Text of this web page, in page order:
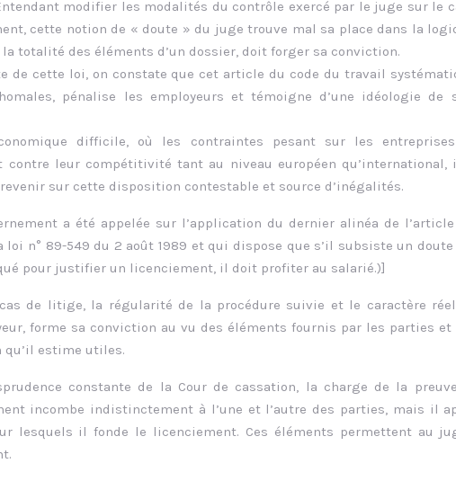
modifier les modalités du contrôle exercé par le juge sur le
cette notion de « doute » du juge trouve mal sa place dans la
totalité des éléments d’un dossier, doit forger sa conviction.
de cette loi, on constate que cet article du code du travail
pénalise les employeurs et témoigne d’une idéologie de
difficile, où les contraintes pesant sur les
contre leur compétitivité tant au niveau européen qu’international,
sur cette disposition contestable et source d’inégalités.
a été appelée sur l’application du dernier alinéa de l’article
n° 89-549 du 2 août 1989 et qui dispose que s’il subsiste un
pour justifier un licenciement, il doit profiter au salarié.)]
de litige, la régularité de la procédure suivie et le caractère
forme sa conviction au vu des éléments fournis par les parties
qu’il estime utiles.
constante de la Cour de cassation, la charge de la
incombe indistinctement à l’une et l’autre des parties, mais il
lesquels il fonde le licenciement. Ces éléments permettent au